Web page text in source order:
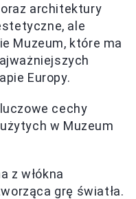
architektury
ale
Muzeum, które ma
Europy.
cechy
w Muzeum
z włókna
grę światła.